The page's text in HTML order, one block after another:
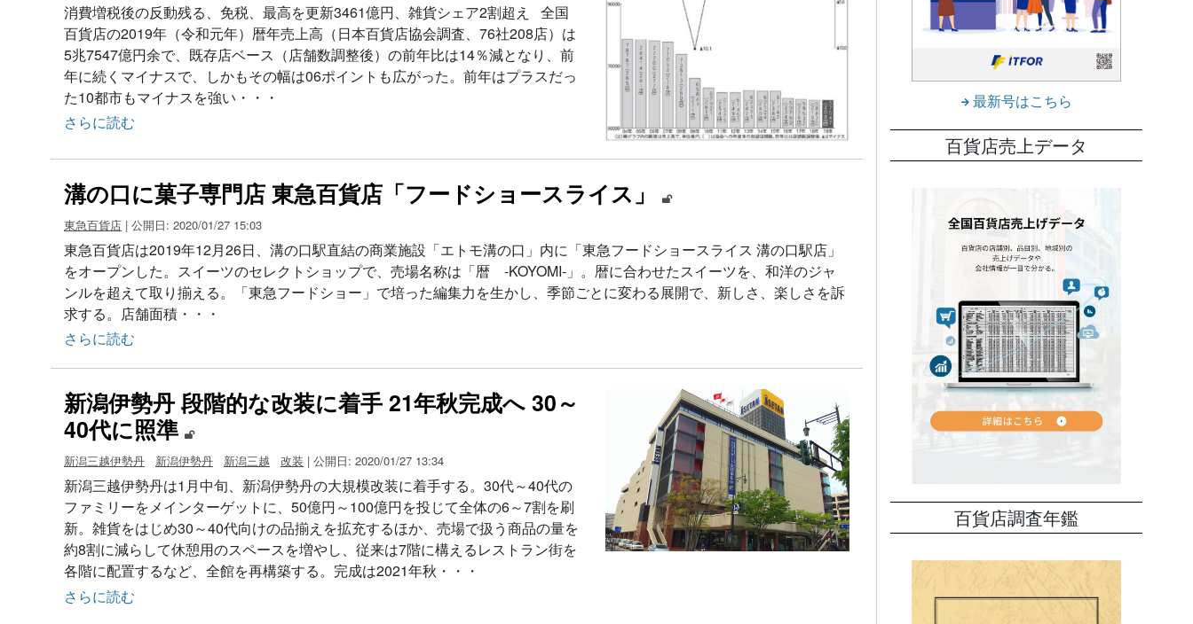
消費増税後の反動残る、免税、最高を更新3461億円、雑貨シェア2割超え 全国
百貨店の2019年（令和元年）暦年売上高（日本百貨店協会調査、76社208店）は
5兆7547億円余で、既存店ベース（店舗数調整後）の前年比は14％減となり、前
年に続くマイナスで、しかもその幅は06ポイントも広がった。前年はプラスだっ
た10都市もマイナスを強い・・・
さらに読む
溝の口に菓子専門店 東急百貨店「フードショースライス」
東急百貨店 | 公開日: 2020/01/27 15:03
東急百貨店は2019年12月26日、溝の口駅直結の商業施設「エトモ溝の口」内に「東急フードショースライス 溝の口駅店」
をオープンした。スイーツのセレクトショップで、売場名称は「暦 -KOYOMI-」。暦に合わせたスイーツを、和洋のジャ
ンルを超えて取り揃える。「東急フードショー」で培った編集力を生かし、季節ごとに変わる展開で、新しさ、楽しさを訴
求する。店舗面積・・・
さらに読む
新潟伊勢丹 段階的な改装に着手 21年秋完成へ 30～
40代に照準
新潟三越伊勢丹 新潟伊勢丹 新潟三越 改装 | 公開日: 2020/01/27 13:34
新潟三越伊勢丹は1月中旬、新潟伊勢丹の大規模改装に着手する。30代～40代の
ファミリーをメインターゲットに、50億円～100億円を投じて全体の6～7割を刷
新。雑貨をはじめ30～40代向けの品揃えを拡充するほか、売場で扱う商品の量を
約8割に減らして休憩用のスペースを増やし、従来は7階に構えるレストラン街を
各階に配置するなど、全館を再構築する。完成は2021年秋・・・
さらに読む
最新号はこちら
百貨店売上データ
百貨店調査年鑑